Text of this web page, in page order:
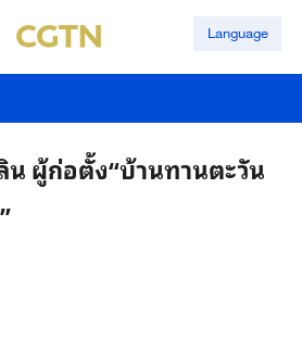
Language
น ผู้ก่อตั้ง“บ้านทานตะวัน